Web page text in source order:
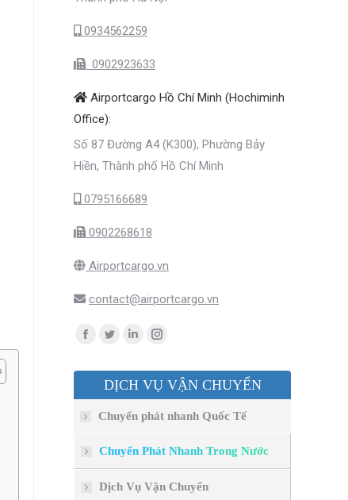
0934562259
0902923633
Airportcargo Hồ Chí Minh (Hochiminh
Office):
Số 87 Đường A4 (K300), Phường Bảy
Hiền, Thành phố Hồ Chí Minh
0795166689
0902268618
Airportcargo.vn
contact@airportcargo.vn
Find us on:
Facebook
opens
window
Twitter
opens
new
window
Linkedin
opens
new
window
Instagram
opens
window
DỊCH VỤ VẬN CHUYỂN
Chuyển phát nhanh Quốc Tế
Chuyển Phát Nhanh Trong Nước
Dịch Vụ Vận Chuyển